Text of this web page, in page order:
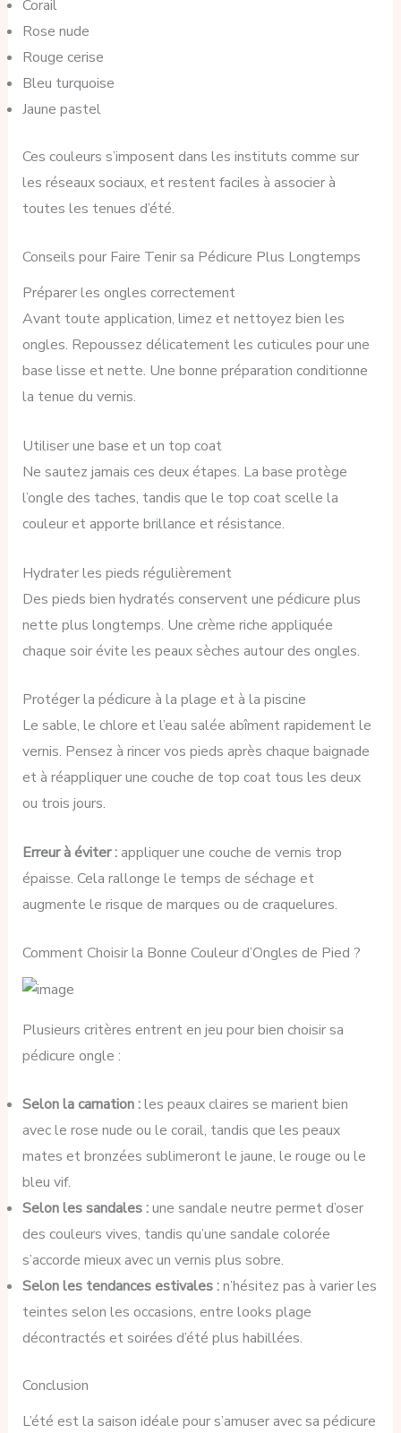
Corail
Rose nude
Rouge cerise
Bleu turquoise
Jaune pastel
Ces couleurs s’imposent dans les instituts comme sur
les réseaux sociaux, et restent faciles à associer à
toutes les tenues d’été.
Conseils pour Faire Tenir sa Pédicure Plus Longtemps
Préparer les ongles correctement
Avant toute application, limez et nettoyez bien les
ongles. Repoussez délicatement les cuticules pour une
base lisse et nette. Une bonne préparation conditionne
la tenue du vernis.
Utiliser une base et un top coat
Ne sautez jamais ces deux étapes. La base protège
l’ongle des taches, tandis que le top coat scelle la
couleur et apporte brillance et résistance.
Hydrater les pieds régulièrement
Des pieds bien hydratés conservent une pédicure plus
nette plus longtemps. Une crème riche appliquée
chaque soir évite les peaux sèches autour des ongles.
Protéger la pédicure à la plage et à la piscine
Le sable, le chlore et l’eau salée abîment rapidement le
vernis. Pensez à rincer vos pieds après chaque baignade
et à réappliquer une couche de top coat tous les deux
ou trois jours.
Erreur à éviter :appliquer une couche de vernis trop
épaisse. Cela rallonge le temps de séchage et
augmente le risque de marques ou de craquelures.
Comment Choisir la Bonne Couleur d’Ongles de Pied ?
Plusieurs critères entrent en jeu pour bien choisir sa
pédicure ongle :
Selon la carnation :les peaux claires se marient bien
avec le rose nude ou le corail, tandis que les peaux
mates et bronzées sublimeront le jaune, le rouge ou le
bleu vif.
Selon les sandales :une sandale neutre permet d’oser
des couleurs vives, tandis qu’une sandale colorée
s’accorde mieux avec un vernis plus sobre.
Selon les tendances estivales :n’hésitez pas à varier les
teintes selon les occasions, entre looks plage
décontractés et soirées d’été plus habillées.
Conclusion
L’été est la saison idéale pour s’amuser avec sa pédicure